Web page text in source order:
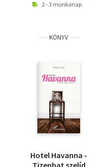
2 - 3 munkanap
KÖNYV
Hotel Havanna -
Tizenhat szelíd